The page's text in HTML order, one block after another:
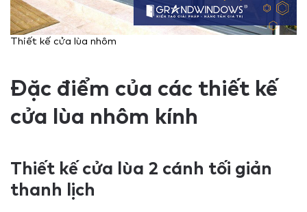
Thiết kế cửa lùa nhôm
Đặc điểm của các thiết kế
cửa lùa nhôm kính
Thiết kế cửa lùa 2 cánh tối giản
thanh lịch